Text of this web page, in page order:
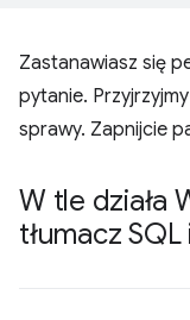
Zastanawiasz się
pytanie.
sprawy. Zapnijcie
W tle działa
tłumacz